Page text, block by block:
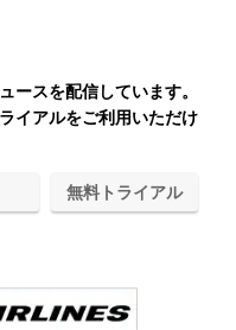
ースを配信しています。
イアルをご利用いただけ
無料トライアル